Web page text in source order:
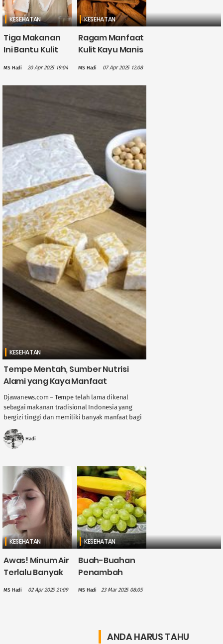
KESEHATAN
Tiga Makanan
Ini Bantu Kulit
MS Hadi 20 Apr 2025 19:04
KESEHATAN
Ragam Manfaat
Kulit Kayu Manis
Kesehatan,
Salah Satunya
Antioksidan
MS Hadi 07 Apr 2025 12:08
KESEHATAN
Tempe Mentah, Sumber Nutrisi
Alami yang Kaya Manfaat
Djawanews.com – Tempe telah lama dikenal
sebagai makanan tradisional Indonesia yang
bergizi tinggi dan memiliki banyak manfaat bagi
tempe setelah dimasak, baik digoreng, ....
MS Hadi
KESEHATAN
Awas! Minum Air
Terlalu Banyak
Singkat Bisa
MS Hadi 02 Apr 2025 21:09
KESEHATAN
Buah-Buahan
Penambah
Buka Puasa
MS Hadi 23 Mar 2025 08:05
ANDA HARUS TAHU